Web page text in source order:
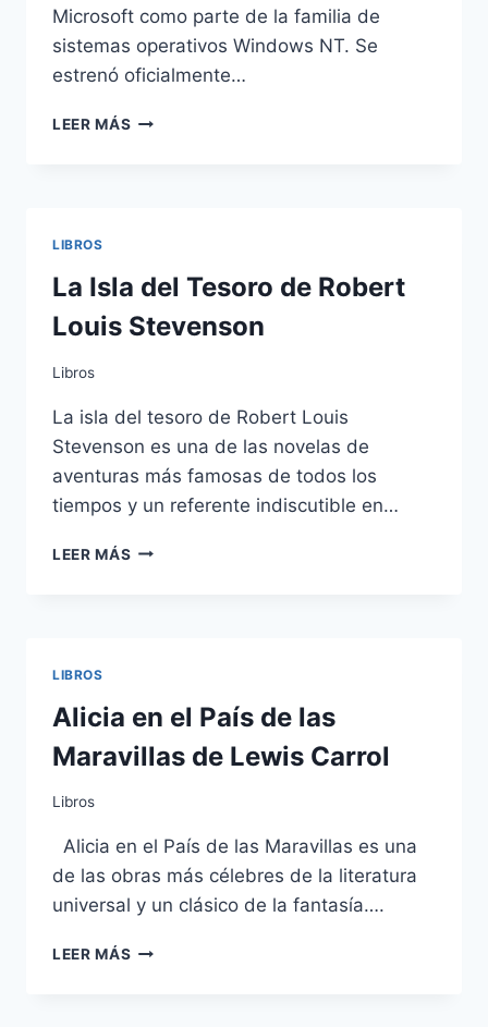
Microsoft como parte de la familia de
sistemas operativos Windows NT. Se
estrenó oficialmente…
LEER MÁS MANUAL
LIBROS
La Isla del Tesoro de Robert
Louis Stevenson
Libros
La isla del tesoro de Robert Louis
Stevenson es una de las novelas de
aventuras más famosas de todos los
tiempos y un referente indiscutible en…
LEER MÁS LA
STEVENSON
LIBROS
Alicia en el País de las
Maravillas de Lewis Carrol
Libros
Alicia en el País de las Maravillas es una
de las obras más célebres de la literatura
universal y un clásico de la fantasía….
LEER MÁS ALICIA